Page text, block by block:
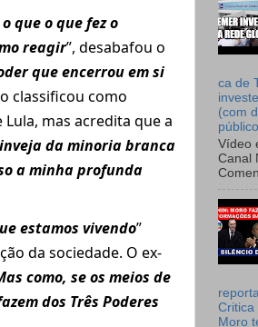
que o que fez o
reagir”, desabafou o
que encerrou em si
classificou como
mas acredita que a
da minoria branca
a minha profunda
estamos vivendo”
da sociedade. O ex-
como, se os meios de
dos Três Poderes
ca de
(com
Vídeo
Canal
Critica
Moro